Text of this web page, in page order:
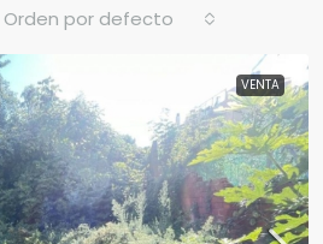
Orden por defecto
VENTA